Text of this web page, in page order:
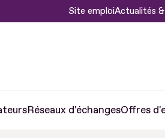
Site emploiActualités
Réseaux d'échangesOffres